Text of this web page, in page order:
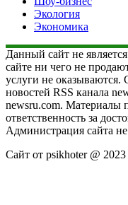
Экология
Экономика
Данный сайт не
сайте ни чего не
услуги не оказываются.
новостей RSS канала
newsru.com. Материалы
ответственность за
Администрация сайта не
Сайт от psikhoter @ 2023